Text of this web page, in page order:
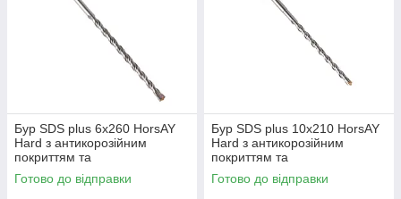
Бур SDS plus 6х260 HorsAY
Hard з антикорозійним
покриттям та
твердосплавною напайкою
YG8C
Готово до відправки
Бур SDS plus 10х210 HorsAY
Hard з антикорозійним
покриттям та
твердосплавною напайкою
YG8C
Готово до відправки